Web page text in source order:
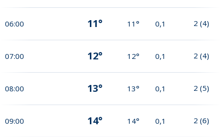
06:00 11° 11° 0,1 2 (4)
07:00 12° 12° 0,1 2 (4)
08:00 13° 13° 0,1 2 (5)
09:00 14° 14° 0,1 2 (6)